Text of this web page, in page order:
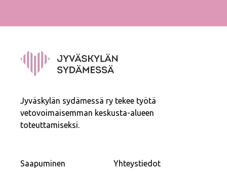
Jyväskylän sydämessä ry tekee työtä
vetovoimaisemman keskusta-alueen
toteuttamiseksi.
Saapuminen Yhteystiedot